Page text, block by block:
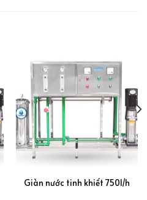
Giàn nước tinh khiết 750l/h